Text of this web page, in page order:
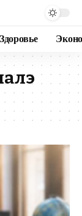
Здоровье